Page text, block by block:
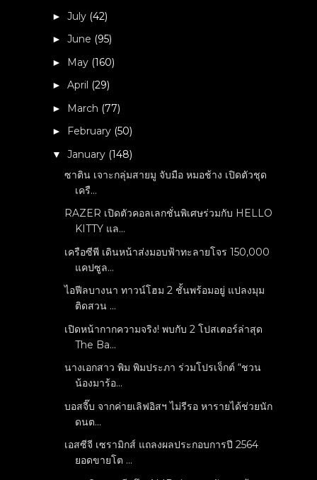
►July (42)
►June (95)
► May (160)
►April (29)
► March (77)
► February (50)
▼January (148)
ซาติน เจาะกลุ่มสายมู จับมือ หมอช้าง เปิดตัวชุด
เครื...
RAZER เปิดตัวคอลเลกชั่นพิเศษร่วมกับ HELLO
KITTY แล...
เครือซีพี เดินหน้าส่งมอบฟ้าทะลายโจร 150,000
แคปซูล...
ไอฟีลบางนา ทาวน์โฮม 2 ชั้นพร้อมอยู่ แปลงมุม
ติดสวน ...
เปิดหน้ากากความจริง! พบกับ 2 โปสเตอร์ล่าสุด
The Ba...
นางเอกสาว พิม พิมประภา ร่วมโปรเจ็กต์ “ชวน
น้องมาร้อ...
บอสจี๊บ จากค่ายเลิฟอิสฯ ไม่รีรอ หารายได้ช่วยนัก
ดนต...
เอสซีจี เซรามิกส์ แถลงผลประกอบการปี 2564
ยอดขายโต ...